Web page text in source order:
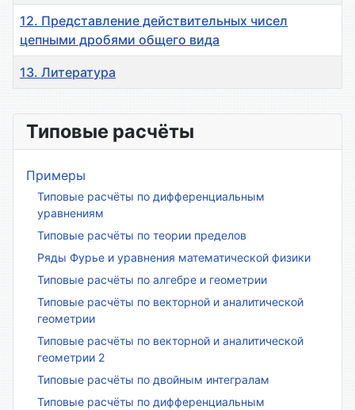
12. Представление действительных чисел
цепными дробями общего вида
13. Литература
Типовые расчёты
Примеры
Типовые расчёты по дифференциальным
уравнениям
Типовые расчёты по теории пределов
Ряды Фурье и уравнения математической физики
Типовые расчёты по алгебре и геометрии
Типовые расчёты по векторной и аналитической
геометрии
Типовые расчёты по векторной и аналитической
геометрии 2
Типовые расчёты по двойным интегралам
Типовые расчёты по дифференциальным